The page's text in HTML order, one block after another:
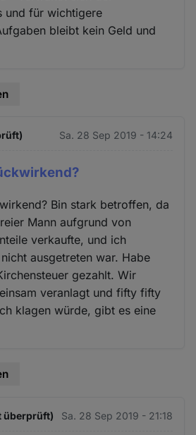
und für wichtigere
bleibt kein Geld und
Sa. 28 Sep 2019 - 14:24
Bin stark betroffen, da
Mann aufgrund von
verkaufte, und ich
ausgetreten war. Habe
gezahlt. Wir
veranlagt und fifty fifty
klagen würde, gibt es eine
überprüft) Sa. 28 Sep 2019 - 21:18